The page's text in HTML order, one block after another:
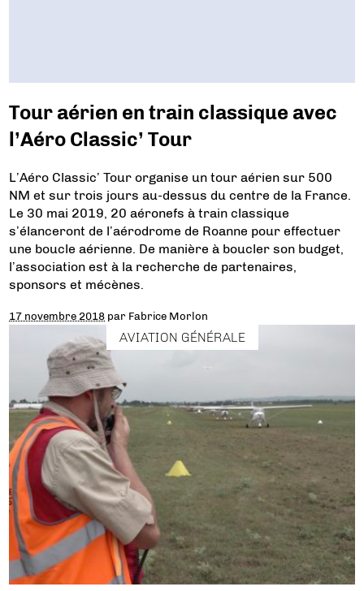
Tour aérien en train classique avec
l’Aéro Classic’ Tour
L’Aéro Classic’ Tour organise un tour aérien sur 500
NM et sur trois jours au-dessus du centre de la France.
Le 30 mai 2019, 20 aéronefs à train classique
s’élanceront de l’aérodrome de Roanne pour effectuer
une boucle aérienne. De manière à boucler son budget,
l’association est à la recherche de partenaires,
sponsors et mécènes.
17 novembre 2018 par Fabrice Morlon
AVIATION GÉNÉRALE